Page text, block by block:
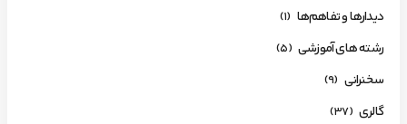
دیدارها و تفاهم‌ها (1)
رشته های آموزشی (5)
سخنرانی (9)
گالری (37)